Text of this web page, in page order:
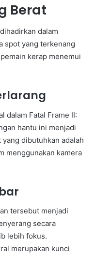
Berat
dalam
spot yang terkenang
kerap menemui
dalam Fatal Frame II:
hantu ini menjadi
dibutuhkan adalah
menggunakan kamera
tersebut menjadi
secara
lebih fokus.
merupakan kunci